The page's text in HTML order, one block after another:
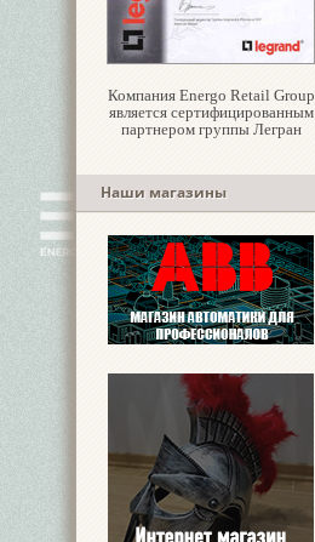
Компания Energo Retail Group
является сертифицированным
партнером группы Легран
Наши магазины